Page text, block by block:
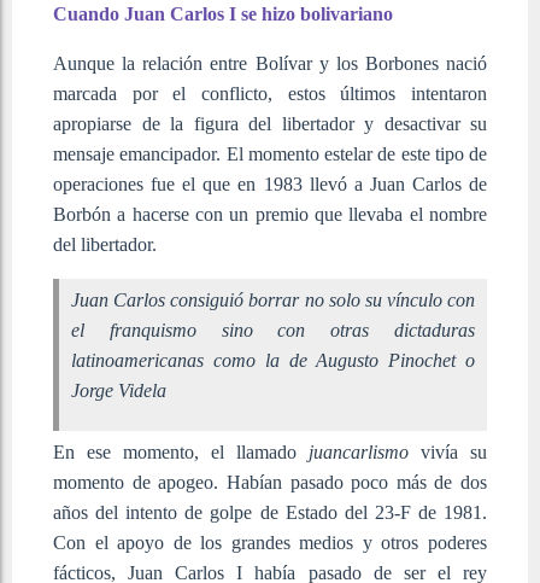
Cuando Juan Carlos I se hizo bolivariano
Aunque la relación entre Bolívar y los Borbones nació
marcada por el conflicto, estos últimos intentaron
apropiarse de la figura del libertador y desactivar su
mensaje emancipador. El momento estelar de este tipo de
operaciones fue el que en 1983 llevó a Juan Carlos de
Borbón a hacerse con un premio que llevaba el nombre
del libertador.
Juan Carlos consiguió borrar no solo su vínculo con
el franquismo sino con otras dictaduras
latinoamericanas como la de Augusto Pinochet o
Jorge Videla
En ese momento, el llamado juancarlismo vivía su
momento de apogeo. Habían pasado poco más de dos
años del intento de golpe de Estado del 23-F de 1981.
Con el apoyo de los grandes medios y otros poderes
fácticos, Juan Carlos I había pasado de ser el rey